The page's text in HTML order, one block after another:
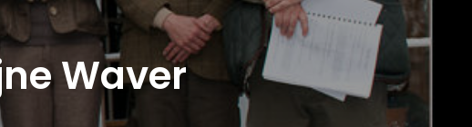
Waver